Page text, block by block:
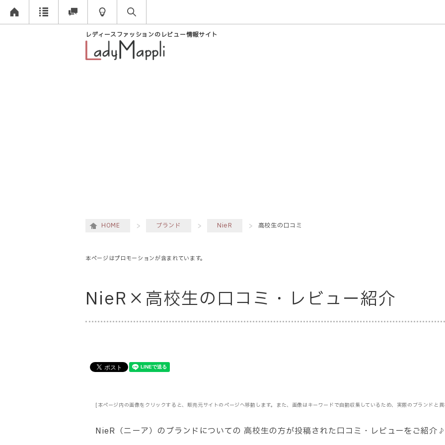
レディースファッションのレビュー情報サイト
HOME ブランド NieR 高校生の口コミ
本ページはプロモーションが含まれています。
NieR×高校生の口コミ・レビュー紹介
[本ページ内の画像をクリックすると、販売元サイトのページへ移動します。また、画像はキーワードで自動収集しているため、実際のブランドと
NieR（ニーア） のブランドについての 高校生の方が投稿された口コミ・レビューをご紹介♪